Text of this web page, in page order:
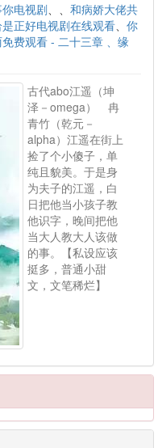
电视剧、、 和病娇大佬共
正好电视剧在线观看、 你
费观看 - 二十三章 、缘
古代abo江遥（坤
泽－omega） 冉
青竹（乾元－
alpha）江遥在街上
捡了个小傻子，单
纯且貌美。于是身
为夫子的江遥，白
日把他当小孩子教
他识字，晚间把他
当大人教大人该做
的事。【私设应该
挺多，普通小甜
文，文笔稀烂】